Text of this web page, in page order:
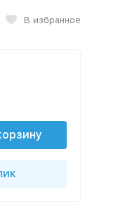
В избранное